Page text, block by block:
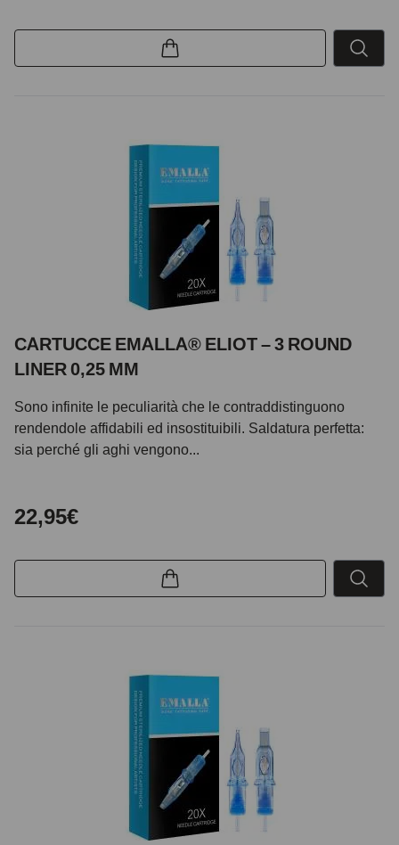
CARTUCCE EMALLA® ELIOT – 3 ROUND
LINER 0,25 MM
Sono infinite le peculiarità che le contraddistinguono
rendendole affidabili ed insostituibili. Saldatura perfetta:
sia perché gli aghi vengono...
22,95€